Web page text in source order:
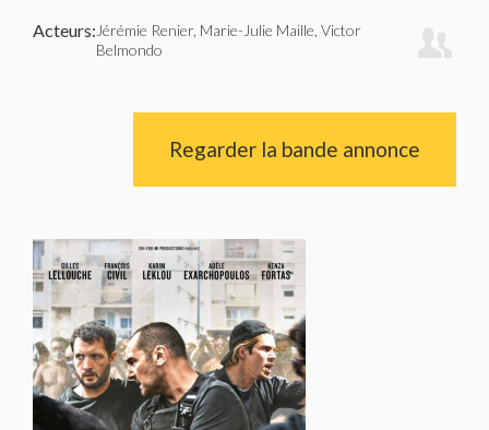
Acteurs: Jérémie Renier, Marie-Julie Maille, Victor
Belmondo
Regarder la bande annonce